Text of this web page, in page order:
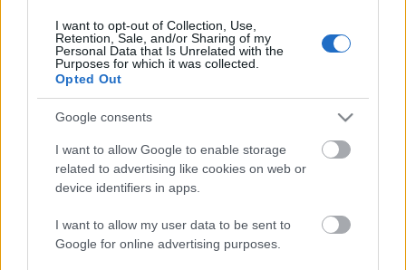
I want to opt-out of Collection, Use,
Retention, Sale, and/or Sharing of my
Personal Data that Is Unrelated with the
Purposes for which it was collected.
Opted Out
Google consents
I want to allow Google to enable storage
related to advertising like cookies on web or
device identifiers in apps.
I want to allow my user data to be sent to
Google for online advertising purposes.
dallamvilággal. 1998 júliusában, a
Folkfesztiválonmegnyerték aKaláka Alapítvány
fődíját, 2000 októberében pedig első helyezést
kaptak aGödöllői Dalostalálkozón
munkájukértBartók Béla díjatvehettek át.
A rendezvényekre a belépés díjtalan.
forrás: Alexandra Pódium